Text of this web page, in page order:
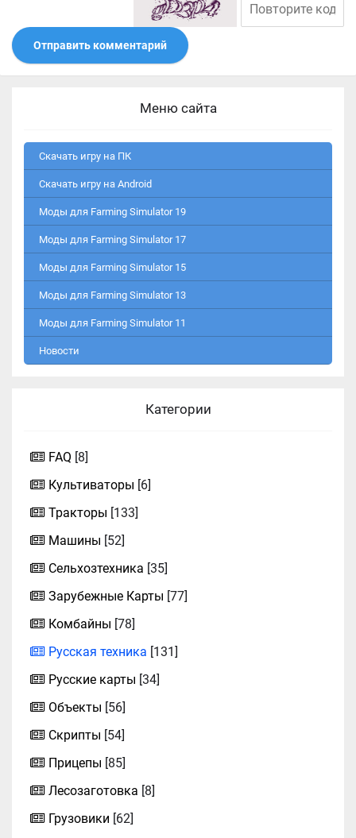
Отправить комментарий
Меню сайта
Скачать игру на ПК
Скачать игру на Android
Моды для Farming Simulator 19
Моды для Farming Simulator 17
Моды для Farming Simulator 15
Моды для Farming Simulator 13
Моды для Farming Simulator 11
Новости
Категории
FAQ [8]
Культиваторы [6]
Тракторы [133]
Машины [52]
Сельхозтехника [35]
Зарубежные Карты [77]
Комбайны [78]
Русская техника [131]
Русские карты [34]
Объекты [56]
Скрипты [54]
Прицепы [85]
Лесозаготовка [8]
Грузовики [62]